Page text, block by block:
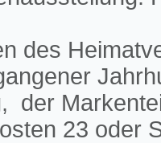
des
der
23 oder